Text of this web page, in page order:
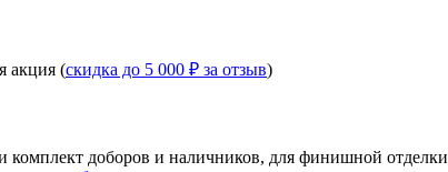
акция (скидка до 5 000 ₽ за отзыв)
доборов и наличников, для финишной